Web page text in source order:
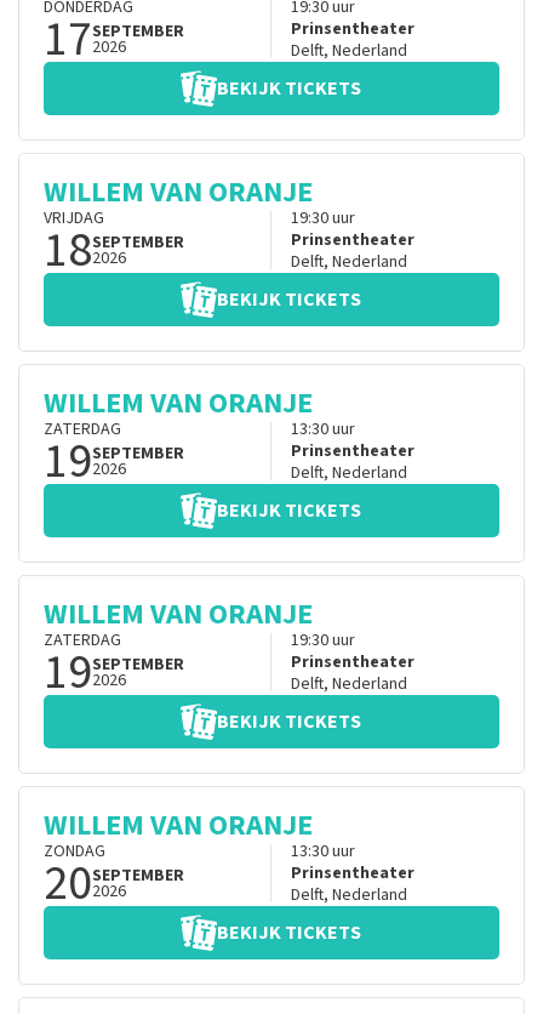
DONDERDAG
17SEPTEMBER
2026
19:30uur
Prinsentheater
Delft, Nederland
BEKIJK TICKETS
WILLEM VAN ORANJE
VRIJDAG
18SEPTEMBER
2026
19:30uur
Prinsentheater
Delft, Nederland
BEKIJK TICKETS
WILLEM VAN ORANJE
ZATERDAG
19SEPTEMBER
2026
13:30uur
Prinsentheater
Delft, Nederland
BEKIJK TICKETS
WILLEM VAN ORANJE
ZATERDAG
19SEPTEMBER
2026
19:30uur
Prinsentheater
Delft, Nederland
BEKIJK TICKETS
WILLEM VAN ORANJE
ZONDAG
20SEPTEMBER
2026
13:30uur
Prinsentheater
Delft, Nederland
BEKIJK TICKETS